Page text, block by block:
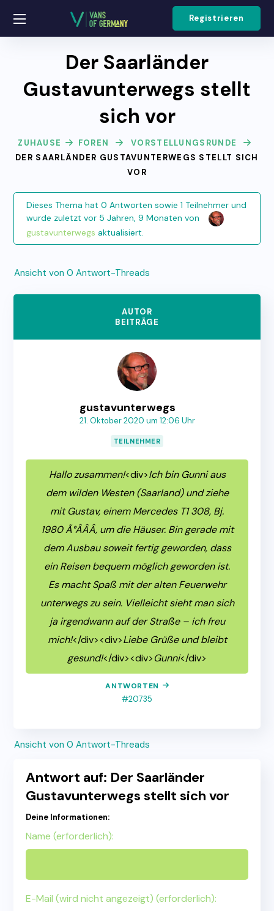
Registrieren
Der Saarländer
Gustavunterwegs stellt
sich vor
ZUHAUSE FOREN
VORSTELLUNGSRUNDE
DER SAARLÄNDER GUSTAVUNTERWEGS STELLT SICH
VOR
Dieses Thema hat 0 Antworten sowie 1 Teilnehmer und
wurde zuletzt vor 5 Jahren, 9 Monaten von
gustavunterwegs aktualisiert.
Ansicht von 0 Antwort-Threads
AUTOR
BEITRÄGE
gustavunterwegs
21. Oktober 2020 um 12:06 Uhr
TEILNEHMER
Hallo zusammen!<div>Ich bin Gunni aus
dem wilden Westen (Saarland) und ziehe
mit Gustav, einem Mercedes T1 308, Bj.
1980 Ã°ÂÂÂ, um die Häuser. Bin gerade mit
dem Ausbau soweit fertig geworden, dass
ein Reisen bequem möglich geworden ist.
Es macht Spaß mit der alten Feuerwehr
unterwegs zu sein. Vielleicht sieht man sich
ja irgendwann auf der Straße – ich freu
mich!</div><div>Liebe Grüße und bleibt
gesund!</div><div>Gunni</div>
ANTWORTEN
#20735
Ansicht von 0 Antwort-Threads
Antwort auf: Der Saarländer
Gustavunterwegs stellt sich vor
Deine Informationen:
Name (erforderlich):
E-Mail (wird nicht angezeigt) (erforderlich):